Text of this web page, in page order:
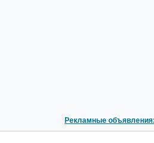
Рекламные